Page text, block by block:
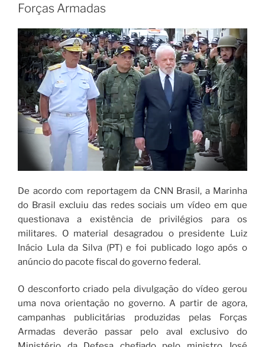
Forças Armadas
De acordo com reportagem da CNN Brasil, a Marinha
do Brasil excluiu das redes sociais um vídeo em que
questionava a existência de privilégios para os
militares. O material desagradou o presidente Luiz
Inácio Lula da Silva (PT) e foi publicado logo após o
anúncio do pacote fiscal do governo federal.
O desconforto criado pela divulgação do vídeo gerou
uma nova orientação no governo. A partir de agora,
campanhas publicitárias produzidas pelas Forças
Armadas deverão passar pelo aval exclusivo do